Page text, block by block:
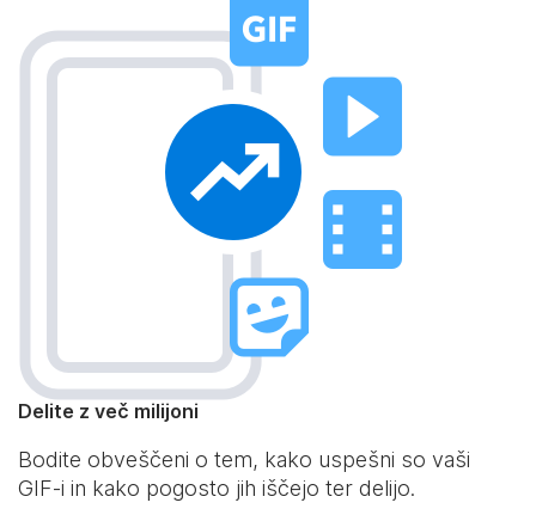
Delite z več milijoni
Bodite obveščeni o tem, kako uspešni so vaši
GIF-i in kako pogosto jih iščejo ter delijo.